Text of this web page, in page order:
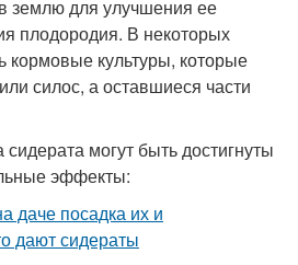
землю для улучшения ее
плодородия. В некоторых
кормовые культуры, которые
силос, а оставшиеся части
могут быть достигнуты
эффекты: